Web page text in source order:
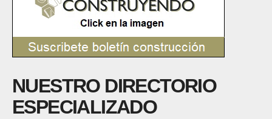
NUESTRO DIRECTORIO
ESPECIALIZADO